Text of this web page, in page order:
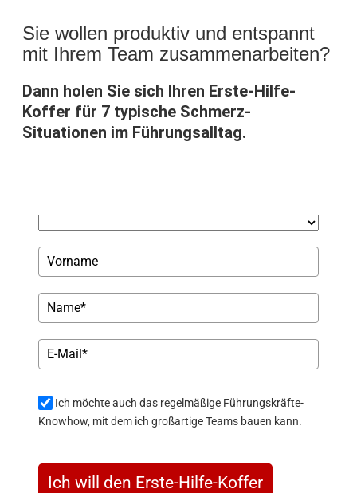
Sie wollen produktiv und entspannt
mit Ihrem Team zusammenarbeiten?
Dann holen Sie sich Ihren Erste-Hilfe-
Koffer für 7 typische Schmerz-
Situationen im Führungsalltag.
Ich möchte auch das regelmäßige Führungskräfte-
Knowhow, mit dem ich großartige Teams bauen kann.
Ich will den Erste-Hilfe-Koffer